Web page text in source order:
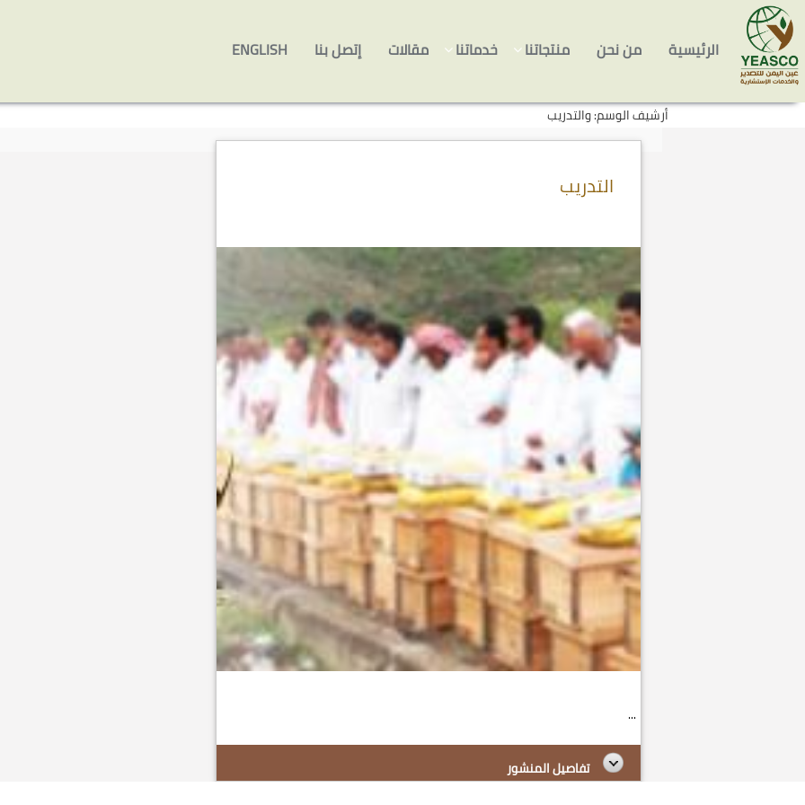
إلى
content
الرئيسية من نحن منتجاتنا خدماتنا مقالات إتصل بنا ENGLISH
أرشيف الوسم: والتدريب
التدريب
...
تفاصيل المنشور